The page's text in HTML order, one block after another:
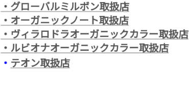
・グローバルミルボン取扱店
・オーガニックノート取扱店
・ヴィラロドラオーガニックカラー取扱店
・ルビオナオーガニックカラー取扱店
・ テオン取扱店